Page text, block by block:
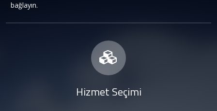
Alışveriş
bağlayın.
Hizmet Seçimi